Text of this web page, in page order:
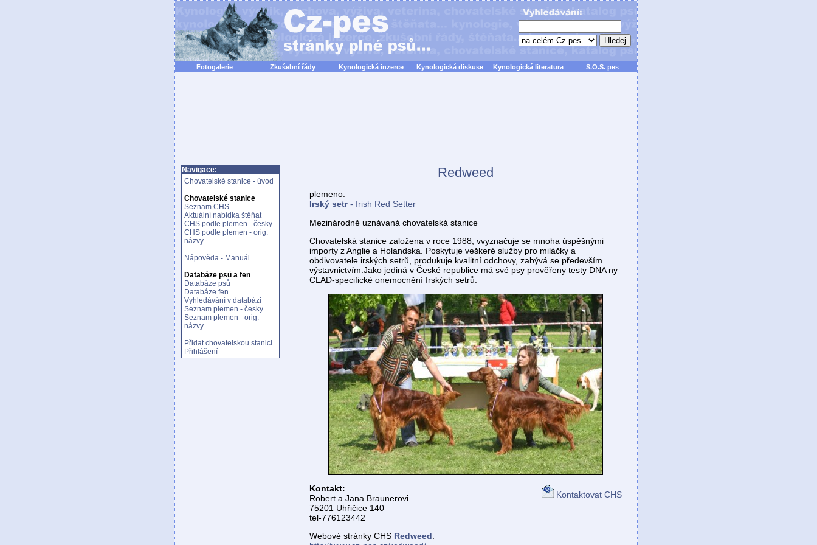
Fotogalerie Zkušební řády Kynologická inzerce Kynologická diskuse Kynologická literatura S.O.S. pes
Navigace:
Chovatelské stanice - úvod
Chovatelské stanice
Seznam CHS
Aktuální nabídka štěňat
CHS podle plemen - česky
CHS podle plemen - orig.
názvy
Nápověda - Manuál
Databáze psů a fen
Databáze psů
Databáze fen
Vyhledávání v databázi
Seznam plemen - česky
Seznam plemen - orig.
názvy
Přidat chovatelskou stanici
Přihlášení
Redweed
plemeno:
Irský setr- Irish Red Setter
Mezinárodně uznávaná chovatelská stanice
Chovatelská stanice založena v roce 1988, vvyznačuje se mnoha úspěšnými
importy z Anglie a Holandska. Poskytuje veškeré služby pro miláčky a
obdivovatele irských setrů, produkuje kvalitní odchovy, zabývá se především
výstavnictvím.Jako jediná v České republice má své psy prověřeny testy DNA ny
CLAD-specifické onemocnění Irských setrů.
Kontaktovat CHS
Kontakt:
Robert a Jana Braunerovi
75201 Uhřičice 140
tel-776123442
Webové stránky CHS Redweed: